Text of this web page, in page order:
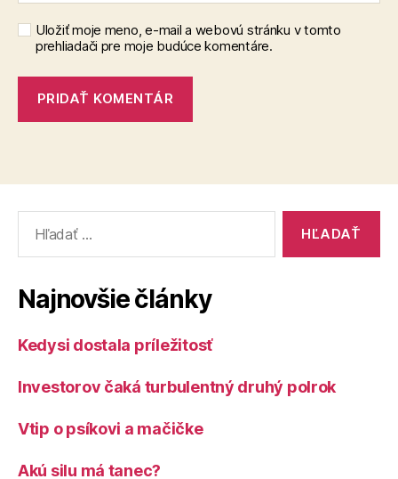
Uložiť moje meno, e-mail a webovú stránku v tomto
prehliadači pre moje budúce komentáre.
Najnovšie články
Kedysi dostala príležitosť
Investorov čaká turbulentný druhý polrok
Vtip o psíkovi a mačičke
Akú silu má tanec?